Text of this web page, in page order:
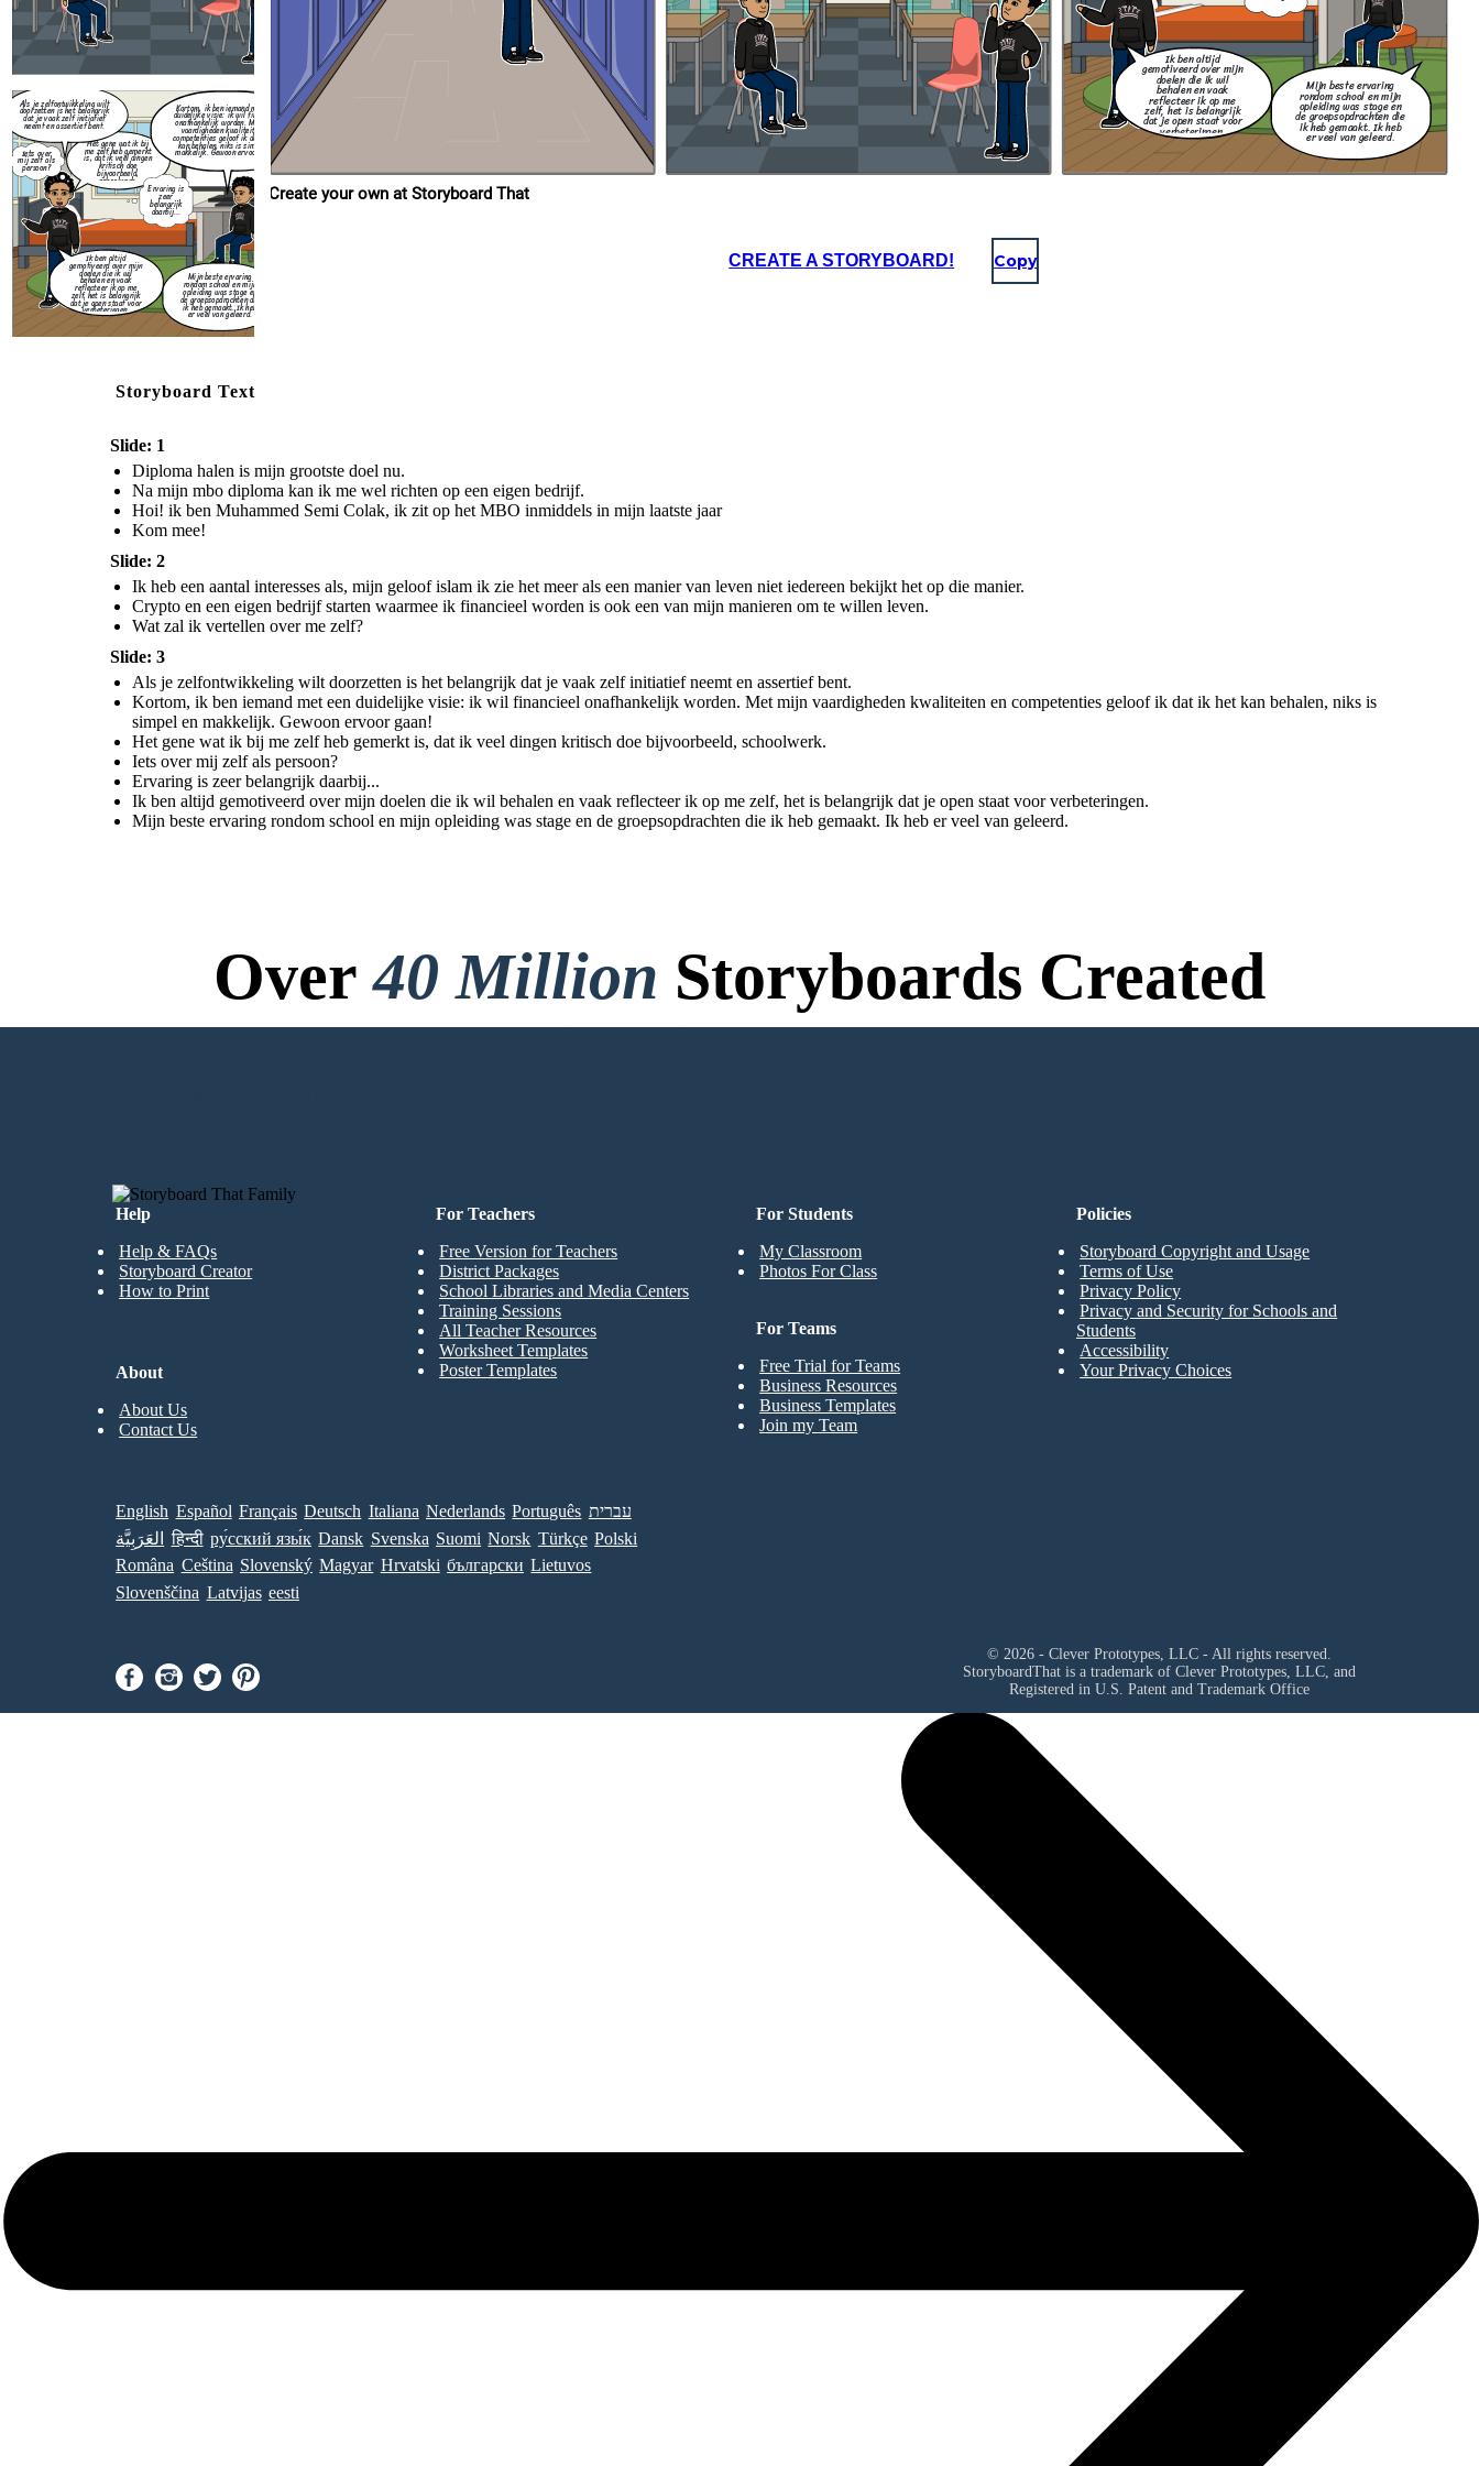
doelen die ik wil
behalen en vaak
reflecteer ik op me
zelf, het is belangrijk
dat je open staat voor
Mijn beste ervaring
rondom school en mijn
opleiding was stage en
de groepsopdrachten die
ik heb gemaakt. Ik heb
er veel van geleerd.
Iets over
mij zelf als
persoon?
Ik ben altijd
gemotiveerd over mijn
doelen die ik wil
behalen en vaak
reflecteer ik op me
zelf, het is belangrijk
dat je open staat voor
verbeteringen.
Het gene wat ik bij
me zelf heb gemerkt
is, dat ik veel dingen
kritisch doe
bijvoorbeeld,
schoolwerk.
Als je zelfontwikkeling wilt
doorzetten is het belangrijk
dat je vaak zelf initiatief
neemt en assertief bent.
Ervaring is
zeer
belangrijk
daarbij...
Mijn beste ervaring
rondom school en mijn
opleiding was stage en
de groepsopdrachten die
ik heb gemaakt. Ik heb
er veel van geleerd.
Kortom, ik ben iemand met een
duidelijke visie: ik wil financieel
onafhankelijk worden. Met mijn
vaardigheden kwaliteiten en
competenties geloof ik dat ik het
kan behalen, niks is simpel en
makkelijk. Gewoon ervoor gaan!
Create your own at Storyboard That
Ik ben altijd
gemotiveerd over mijn
doelen die ik wil
behalen en vaak
reflecteer ik op me
zelf, het is belangrijk
dat je open staat voor
verbeteringen.
Mijn beste ervaring
rondom school en mijn
opleiding was stage en
de groepsopdrachten die
ik heb gemaakt. Ik heb
er veel van geleerd.
CREATE A STORYBOARD! Copy
Storyboard Text
Slide: 1
Diploma halen is mijn grootste doel nu.
Na mijn mbo diploma kan ik me wel richten op een eigen bedrijf.
Hoi! ik ben Muhammed Semi Colak, ik zit op het MBO inmiddels in mijn laatste jaar
Kom mee!
Slide: 2
Ik heb een aantal interesses als, mijn geloof islam ik zie het meer als een manier van leven niet iedereen bekijkt het op die manier.
Crypto en een eigen bedrijf starten waarmee ik financieel worden is ook een van mijn manieren om te willen leven.
Wat zal ik vertellen over me zelf?
Slide: 3
Als je zelfontwikkeling wilt doorzetten is het belangrijk dat je vaak zelf initiatief neemt en assertief bent.
Kortom, ik ben iemand met een duidelijke visie: ik wil financieel onafhankelijk worden. Met mijn vaardigheden kwaliteiten en competenties geloof ik dat ik het kan behalen, niks is
simpel en makkelijk. Gewoon ervoor gaan!
Het gene wat ik bij me zelf heb gemerkt is, dat ik veel dingen kritisch doe bijvoorbeeld, schoolwerk.
Iets over mij zelf als persoon?
Ervaring is zeer belangrijk daarbij...
Ik ben altijd gemotiveerd over mijn doelen die ik wil behalen en vaak reflecteer ik op me zelf, het is belangrijk dat je open staat voor verbeteringen.
Mijn beste ervaring rondom school en mijn opleiding was stage en de groepsopdrachten die ik heb gemaakt. Ik heb er veel van geleerd.
Over40 Million Storyboards Created
No Downloads, No Credit Card, and No Login Needed to Try!
Help
Help & FAQs
Storyboard Creator
How to Print
For Students
My Classroom
Photos For Class
For Teachers
Free Version for Teachers
District Packages
School Libraries and Media Centers
Training Sessions
All Teacher Resources
Worksheet Templates
Poster Templates
For Teams
Free Trial for Teams
Business Resources
Business Templates
Join my Team
About
About Us
Contact Us
Policies
Storyboard Copyright and Usage
Terms of Use
Privacy Policy
Privacy and Security for Schools and
Students
Accessibility
Your Privacy Choices
English Español Français Deutsch Italiana Nederlands Português עברית
العَرَبِيَّة
हिन्दी ру́сский язы́к Dansk Svenska Suomi Norsk Türkçe Polski
Româna Ceština Slovenský Magyar Hrvatski български Lietuvos
Slovenščina Latvijas eesti
© 2026 - Clever Prototypes, LLC - All rights reserved.
StoryboardThat is a trademark of Clever Prototypes, LLC, and
Registered in U.S. Patent and Trademark Office